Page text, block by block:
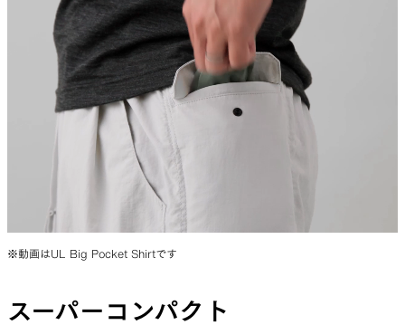
※動画はUL Big Pocket Shirtです
スーパーコンパクト